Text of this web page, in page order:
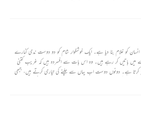
ساتھ لے کر چل دیے۔ ٹھیکیدار نے ان نوجوانوں کے رسوخ کو بیان کرتے
کو غلام بنا دیا ہے۔ ایک خوشگوار شام کو دو دوست ندی کنارے
میں باتیں کر رہے ہیں۔ وہ اس بات سے افسردہ ہیں کہ غریب کتنی
کرتا ہے۔ دونوں دوست اب یہاں سے چلنے کی تیاری کرتے ہیں، جبھی
سے گزرتی ہے۔ ان میں سے ایک اس عورت سے فصل کے